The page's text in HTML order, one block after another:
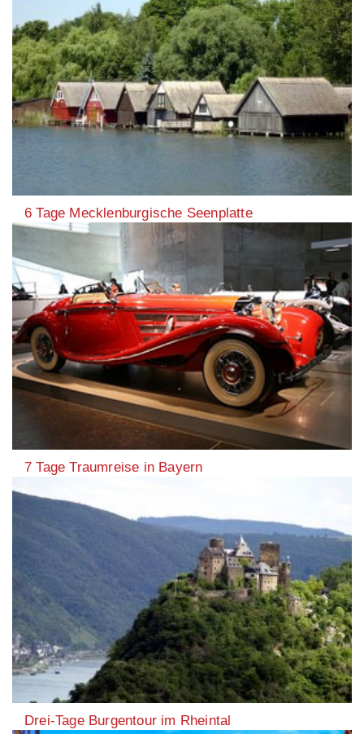
6 Tage Mecklenburgische Seenplatte
7 Tage Traumreise in Bayern
Drei-Tage Burgentour im Rheintal